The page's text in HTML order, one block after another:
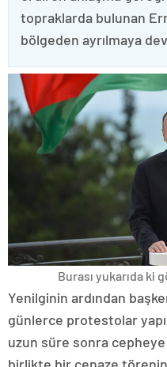
topraklarda bulunan
bölgeden ayrılmaya
Burası yukarıda ki
Yenilginin ardından
günlerce protestolar
uzun süre sonra